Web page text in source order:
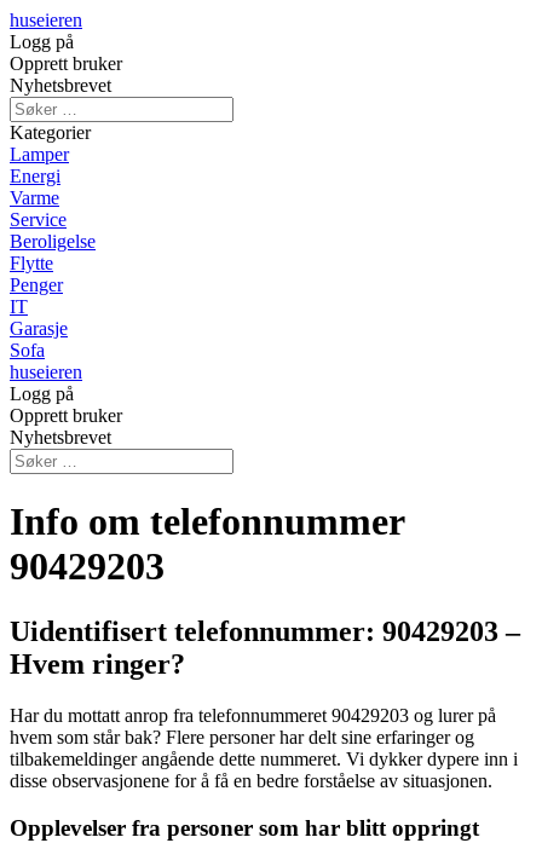
huseieren
Logg på
Opprett bruker
Nyhetsbrevet
Kategorier
Lamper
Energi
Varme
Service
Beroligelse
Flytte
Penger
IT
Garasje
Sofa
huseieren
Logg på
Opprett bruker
Nyhetsbrevet
Info om telefonnummer
90429203
Uidentifisert telefonnummer: 90429203 –
Hvem ringer?
Har du mottatt anrop fra telefonnummeret 90429203 og lurer på
hvem som står bak? Flere personer har delt sine erfaringer og
tilbakemeldinger angående dette nummeret. Vi dykker dypere inn i
disse observasjonene for å få en bedre forståelse av situasjonen.
Opplevelser fra personer som har blitt oppringt